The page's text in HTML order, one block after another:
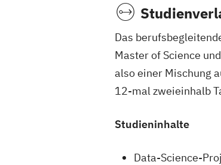
Das
Master of Science
also einer Mischung
12-mal zweieinhalb
Studieninhalte
Data-Science-